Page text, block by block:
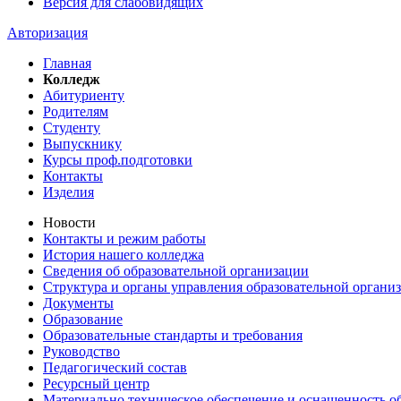
Авторизация
Главная
Колледж
Абитуриенту
Родителям
Студенту
Выпускнику
Курсы проф.подготовки
Контакты
Изделия
Новости
Контакты и режим работы
История нашего колледжа
Сведения об образовательной организации
Структура и органы управления образовательной
Документы
Образование
Образовательные стандарты и требования
Руководство
Педагогический состав
Ресурсный центр